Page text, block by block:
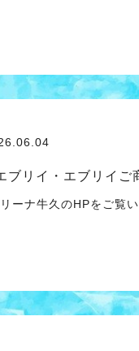
ブリイ・エブリイご
リーナ牛久のHPをご